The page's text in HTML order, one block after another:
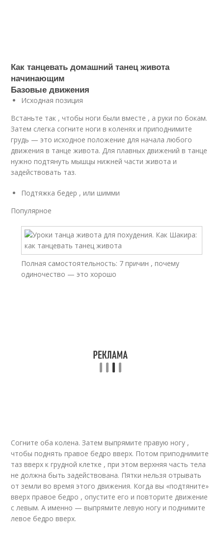
Как танцевать домашний танец живота
начинающим
Базовые движения
Исходная позиция
Встаньте так , чтобы ноги были вместе , а руки по бокам.
Затем слегка согните ноги в коленях и приподнимите
грудь — это исходное положение для начала любого
движения в танце живота. Для плавных движений в танце
нужно подтянуть мышцы нижней части живота и
задействовать таз.
Подтяжка бедер , или шимми
Популярное
Полная самостоятельность: 7 причин , почему
одиночество — это хорошо
Согните оба колена. Затем выпрямите правую ногу ,
чтобы поднять правое бедро вверх. Потом приподнимите
таз вверх к грудной клетке , при этом верхняя часть тела
не должна быть задействована. Пятки нельзя отрывать
от земли во время этого движения. Когда вы «подтяните»
вверх правое бедро , опустите его и повторите движение
с левым. А именно — выпрямите левую ногу и поднимите
левое бедро вверх.